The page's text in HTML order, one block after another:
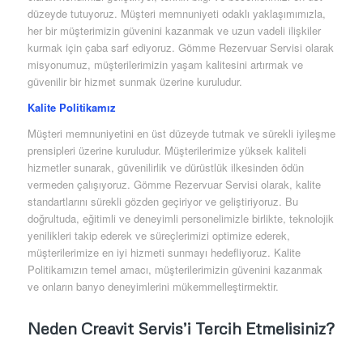
düzeyde tutuyoruz. Müşteri memnuniyeti odaklı yaklaşımımızla,
her bir müşterimizin güvenini kazanmak ve uzun vadeli ilişkiler
kurmak için çaba sarf ediyoruz. Gömme Rezervuar Servisi olarak
misyonumuz, müşterilerimizin yaşam kalitesini artırmak ve
güvenilir bir hizmet sunmak üzerine kuruludur.
Kalite Politikamız
Müşteri memnuniyetini en üst düzeyde tutmak ve sürekli iyileşme
prensipleri üzerine kuruludur. Müşterilerimize yüksek kaliteli
hizmetler sunarak, güvenilirlik ve dürüstlük ilkesinden ödün
vermeden çalışıyoruz. Gömme Rezervuar Servisi olarak, kalite
standartlarını sürekli gözden geçiriyor ve geliştiriyoruz. Bu
doğrultuda, eğitimli ve deneyimli personelimizle birlikte, teknolojik
yenilikleri takip ederek ve süreçlerimizi optimize ederek,
müşterilerimize en iyi hizmeti sunmayı hedefliyoruz. Kalite
Politikamızın temel amacı, müşterilerimizin güvenini kazanmak
ve onların banyo deneyimlerini mükemmelleştirmektir.
Neden Creavit Servis’i Tercih Etmelisiniz?